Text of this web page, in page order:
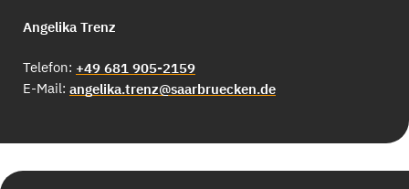
Angelika Trenz
Telefon: +49 681 905-2159
E-Mail: angelika.trenz@saarbruecken.de